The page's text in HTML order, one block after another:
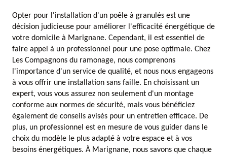
Opter pour l'installation d'un poêle à granulés est une
décision judicieuse pour améliorer l'efficacité énergétique de
votre domicile à Marignane. Cependant, il est essentiel de
faire appel à un professionnel pour une pose optimale. Chez
Les Compagnons du ramonage, nous comprenons
l'importance d'un service de qualité, et nous nous engageons
à vous offrir une installation sans faille. En choisissant un
expert, vous vous assurez non seulement d'un montage
conforme aux normes de sécurité, mais vous bénéficiez
également de conseils avisés pour un entretien efficace. De
plus, un professionnel est en mesure de vous guider dans le
choix du modèle le plus adapté à votre espace et à vos
besoins énergétiques. À Marignane, nous savons que chaque